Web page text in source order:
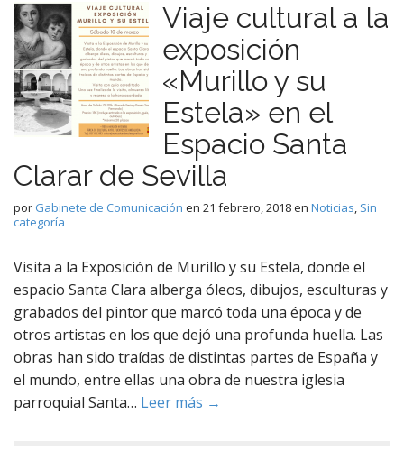
Viaje cultural a la
exposición
«Murillo y su
Estela» en el
Espacio Santa
Clarar de Sevilla
por Gabinete de Comunicación en 21 febrero, 2018en Noticias, Sin
categoría
Visita a la Exposición de Murillo y su Estela, donde el
espacio Santa Clara alberga óleos, dibujos, esculturas y
grabados del pintor que marcó toda una época y de
otros artistas en los que dejó una profunda huella. Las
obras han sido traídas de distintas partes de España y
el mundo, entre ellas una obra de nuestra iglesia
parroquial Santa… Leer más →